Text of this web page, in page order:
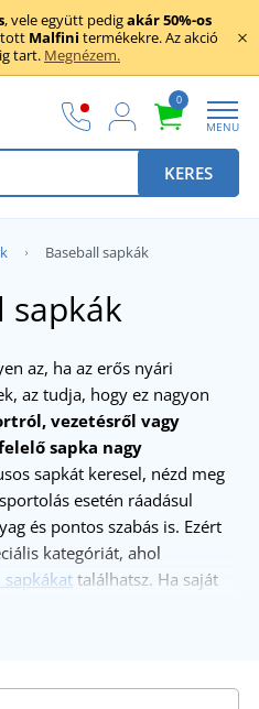
, vele együtt pedigakár 50%-os
Malfini termékekre. Az akció
tart. Megnézem.
0
MENU
KERES
Baseball sapkák
sapkák
az, ha az erős nyári
az tudja, hogy ez nagyon
vezetésről vagy
sapka nagy
sapkát keresel, nézd meg
esetén ráadásul
és pontos szabás is. Ezért
kategóriát, ahol
sapkákat találhatsz. Ha saját
sapkát és ráadásul
is rendelni vagy esetleg
reklám sapkákkategóriát.